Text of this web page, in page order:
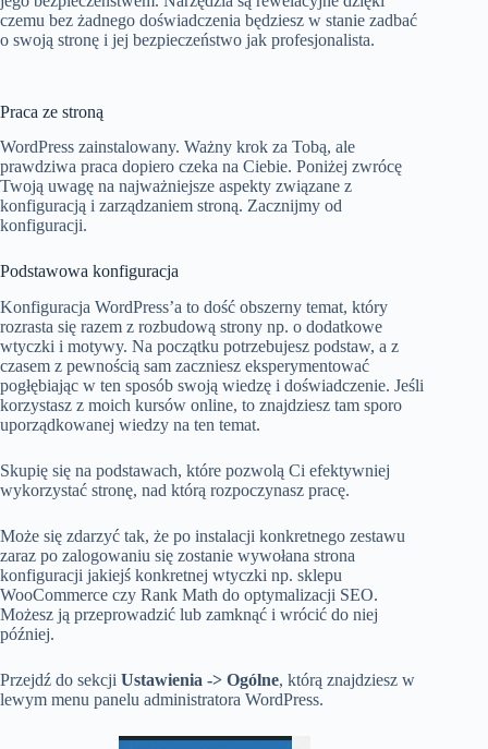
czemu bez żadnego doświadczenia będziesz w stanie zadbać
o swoją stronę i jej bezpieczeństwo jak profesjonalista.
Praca ze stroną
WordPress zainstalowany. Ważny krok za Tobą, ale
prawdziwa praca dopiero czeka na Ciebie. Poniżej zwrócę
Twoją uwagę na najważniejsze aspekty związane z
konfiguracją i zarządzaniem stroną. Zacznijmy od
konfiguracji.
Podstawowa konfiguracja
Konfiguracja WordPress’a to dość obszerny temat, który
rozrasta się razem z rozbudową strony np. o dodatkowe
wtyczki i motywy. Na początku potrzebujesz podstaw, a z
czasem z pewnością sam zaczniesz eksperymentować
pogłębiając w ten sposób swoją wiedzę i doświadczenie. Jeśli
korzystasz z moich kursów online, to znajdziesz tam sporo
uporządkowanej wiedzy na ten temat.
Skupię się na podstawach, które pozwolą Ci efektywniej
wykorzystać stronę, nad którą rozpoczynasz pracę.
Może się zdarzyć tak, że po instalacji konkretnego zestawu
zaraz po zalogowaniu się zostanie wywołana strona
konfiguracji jakiejś konkretnej wtyczki np. sklepu
WooCommerce czy Rank Math do optymalizacji SEO.
Możesz ją przeprowadzić lub zamknąć i wrócić do niej
później.
Przejdź do sekcji Ustawienia -> Ogólne, którą znajdziesz w
lewym menu panelu administratora WordPress.